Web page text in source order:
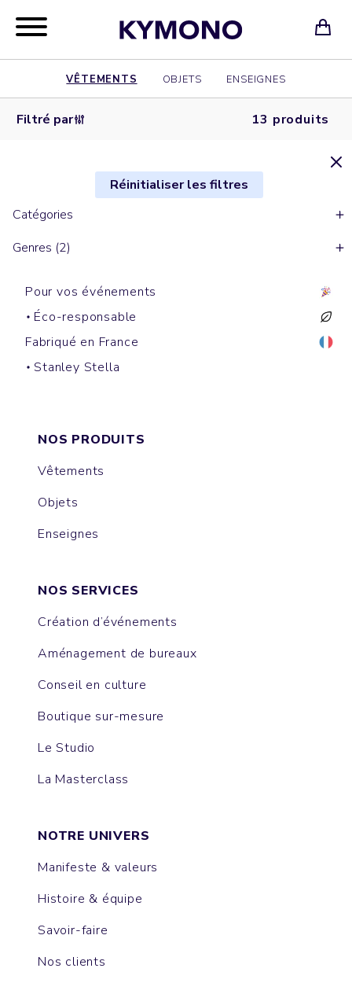
VÊTEMENTS OBJETS ENSEIGNES
Filtré par 13 produits
Réinitialiser les filtres
Catégories
Genres (2)
Pour vos événements
Éco-responsable
Fabriqué en France
Stanley Stella
Sweats à capuche
CRUISER
Sweats cols ronds
CHANGER
Sweats zippés à capuche
CULTIVATOR
Sweats à capuche
DRUMMER
Sweats zippés à capuche
HYGGER SHERPA
Sweats zippés
TRUCKER
Sweats à capuche
SLAMMER
Sweats cols ronds
LEDGER DRY
Sweats cols ronds
MATCHER
Sweats à capuche
CHASER
Sweats à capuche
GAME CHANGER
Sweats cols ronds
RYLER
Sweats cols ronds
THINKER
NOS PRODUITS
Vêtements
Objets
Enseignes
NOS SERVICES
Création d’événements
Aménagement de bureaux
Conseil en culture
Boutique sur-mesure
Le Studio
La Masterclass
NOTRE UNIVERS
Manifeste & valeurs
Histoire & équipe
Savoir-faire
Nos clients